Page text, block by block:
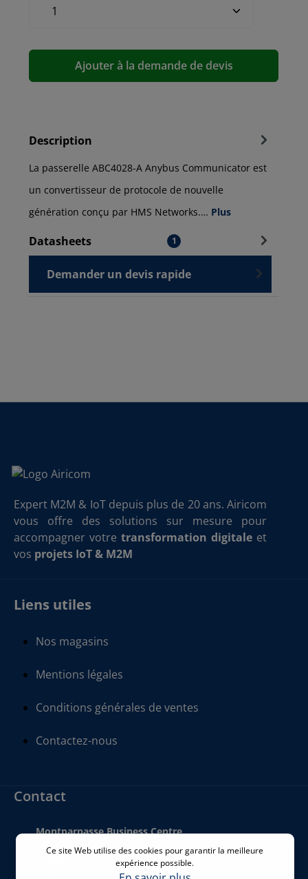
Ajouter à la demande de devis
Description
La passerelle ABC4028-A Anybus Communicator est
un convertisseur de protocole de nouvelle
génération conçu par HMS Networks.… Plus
Datasheets 1
Demander un devis rapide
Expert M2M & IoT depuis plus de 20 ans. Airicom
vous offre des solutions sur mesure pour
accompagner votre transformation digitale et
vos projets IoT & M2M
Liens utiles
Nos magasins
Mentions légales
Conditions générales de ventes
Contactez-nous
Contact
Montparnasse Business Centre
140 bis Rue de Rennes
Ce site Web utilise des cookies pour garantir la meilleure
expérience possible.